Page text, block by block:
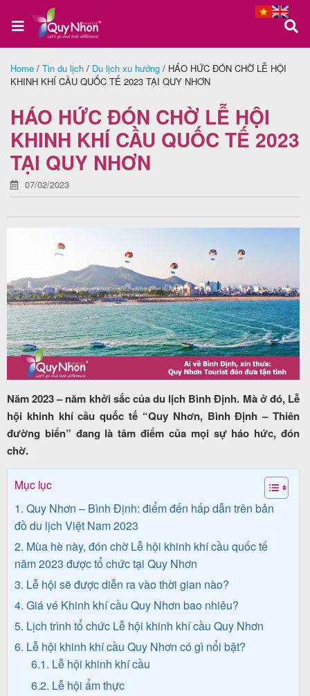
Trang
Tour
Quy
Phú
Yên
Tour
nước
Combo
Quy
Nhơn
Lịch
khởi
hành
Tin
Home / Tin du lịch / Du lịch xu hướng / HÁO HỨC ĐÓN CHỜ LỄ HỘI
KHINH KHÍ CẦU QUỐC TẾ 2023 TẠI QUY NHƠN
HÁO HỨC ĐÓN CHỜ LỄ HỘI
KHINH KHÍ CẦU QUỐC TẾ 2023
TẠI QUY NHƠN
07/02/2023
Năm 2023 – năm khởi sắc của du lịch Bình Định. Mà ở đó, Lễ
hội khinh khí cầu quốc tế “Quy Nhơn, Bình Định – Thiên
đường biển” đang là tâm điểm của mọi sự háo hức, đón
chờ.
Mục lục
1. Quy Nhơn – Bình Định: điểm đến hấp dẫn trên bản
đồ du lịch Việt Nam 2023
2. Mùa hè này, đón chờ Lễ hội khinh khí cầu quốc tế
năm 2023 được tổ chức tại Quy Nhơn
3. Lễ hội sẽ được diễn ra vào thời gian nào?
4. Giá vé Khinh khí cầu Quy Nhơn bao nhiêu?
5. Lịch trình tổ chức Lễ hội khinh khí cầu Quy Nhơn
6. Lễ hội khinh khí cầu Quy Nhơn có gì nổi bật?
6.1. Lễ hội khinh khí cầu
6.2. Lễ hội ẩm thực